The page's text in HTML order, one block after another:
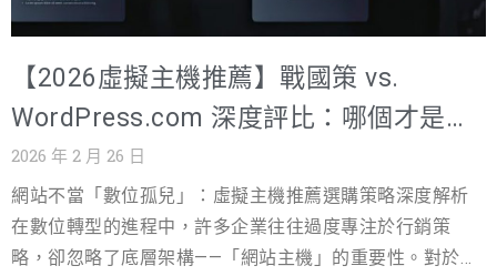
境：Node.js 22 或更新版本 系統建議：Linux（Ubuntu
OpenClaw 建議主機規格 組件 最低需求 建議配置 說明 記
憶體 RAM 1GB 2GB+ 多用戶對話時 1GB 可能會稍微卡頓
10GB 25GB+ 系統、Node.js 與日誌儲存 流量 500GB/月
1TB/月 文字 API 請求流量其實很低 簡單來說，只要是每
月約 5~6 美元的入門 VPS，幾乎都能順利運行
OpenClaw。 部署方式比較：VPS、共享主機還是自己電
【2026虛擬主機推薦】戰國策 vs.
WordPress.com 深度評比：哪個才是台
灣網站的最佳選擇？
2026 年 2 月 26 日
網站不當「數位孤兒」：虛擬主機推薦選購策略深度解析
在數位轉型的進程中，許多企業往往過度專注於行銷策
略，卻忽略了底層架構——「網站主機」的重要性。對於使